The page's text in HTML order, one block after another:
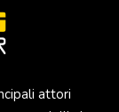
attori